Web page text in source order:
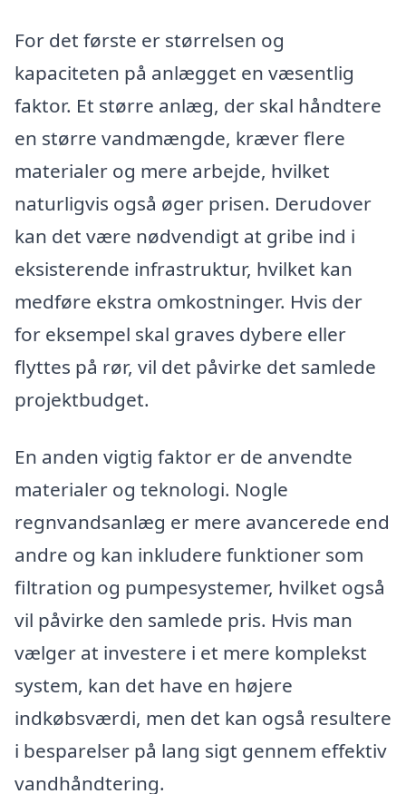
For det første er størrelsen og
kapaciteten på anlægget en væsentlig
faktor. Et større anlæg, der skal håndtere
en større vandmængde, kræver flere
materialer og mere arbejde, hvilket
naturligvis også øger prisen. Derudover
kan det være nødvendigt at gribe ind i
eksisterende infrastruktur, hvilket kan
medføre ekstra omkostninger. Hvis der
for eksempel skal graves dybere eller
flyttes på rør, vil det påvirke det samlede
projektbudget.
En anden vigtig faktor er de anvendte
materialer og teknologi. Nogle
regnvandsanlæg er mere avancerede end
andre og kan inkludere funktioner som
filtration og pumpesystemer, hvilket også
vil påvirke den samlede pris. Hvis man
vælger at investere i et mere komplekst
system, kan det have en højere
indkøbsværdi, men det kan også resultere
i besparelser på lang sigt gennem effektiv
vandhåndtering.